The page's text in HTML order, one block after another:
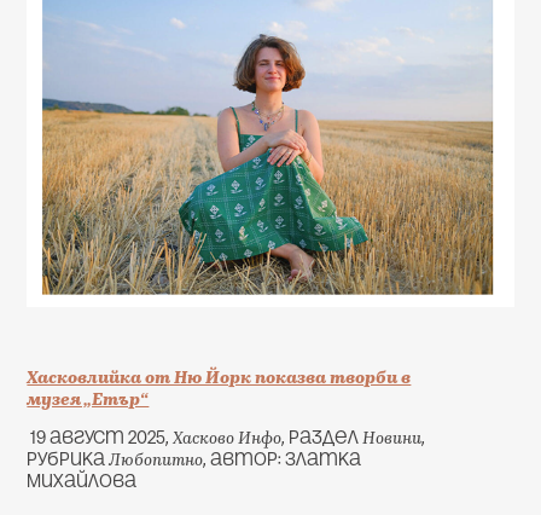
Хасковлийка от Ню Йорк показва творби в
музея „Етър“
19 август 2025, Хасково Инфо, разделНовини,
рубрикаЛюбопитно, автор: Златка
Михайлова